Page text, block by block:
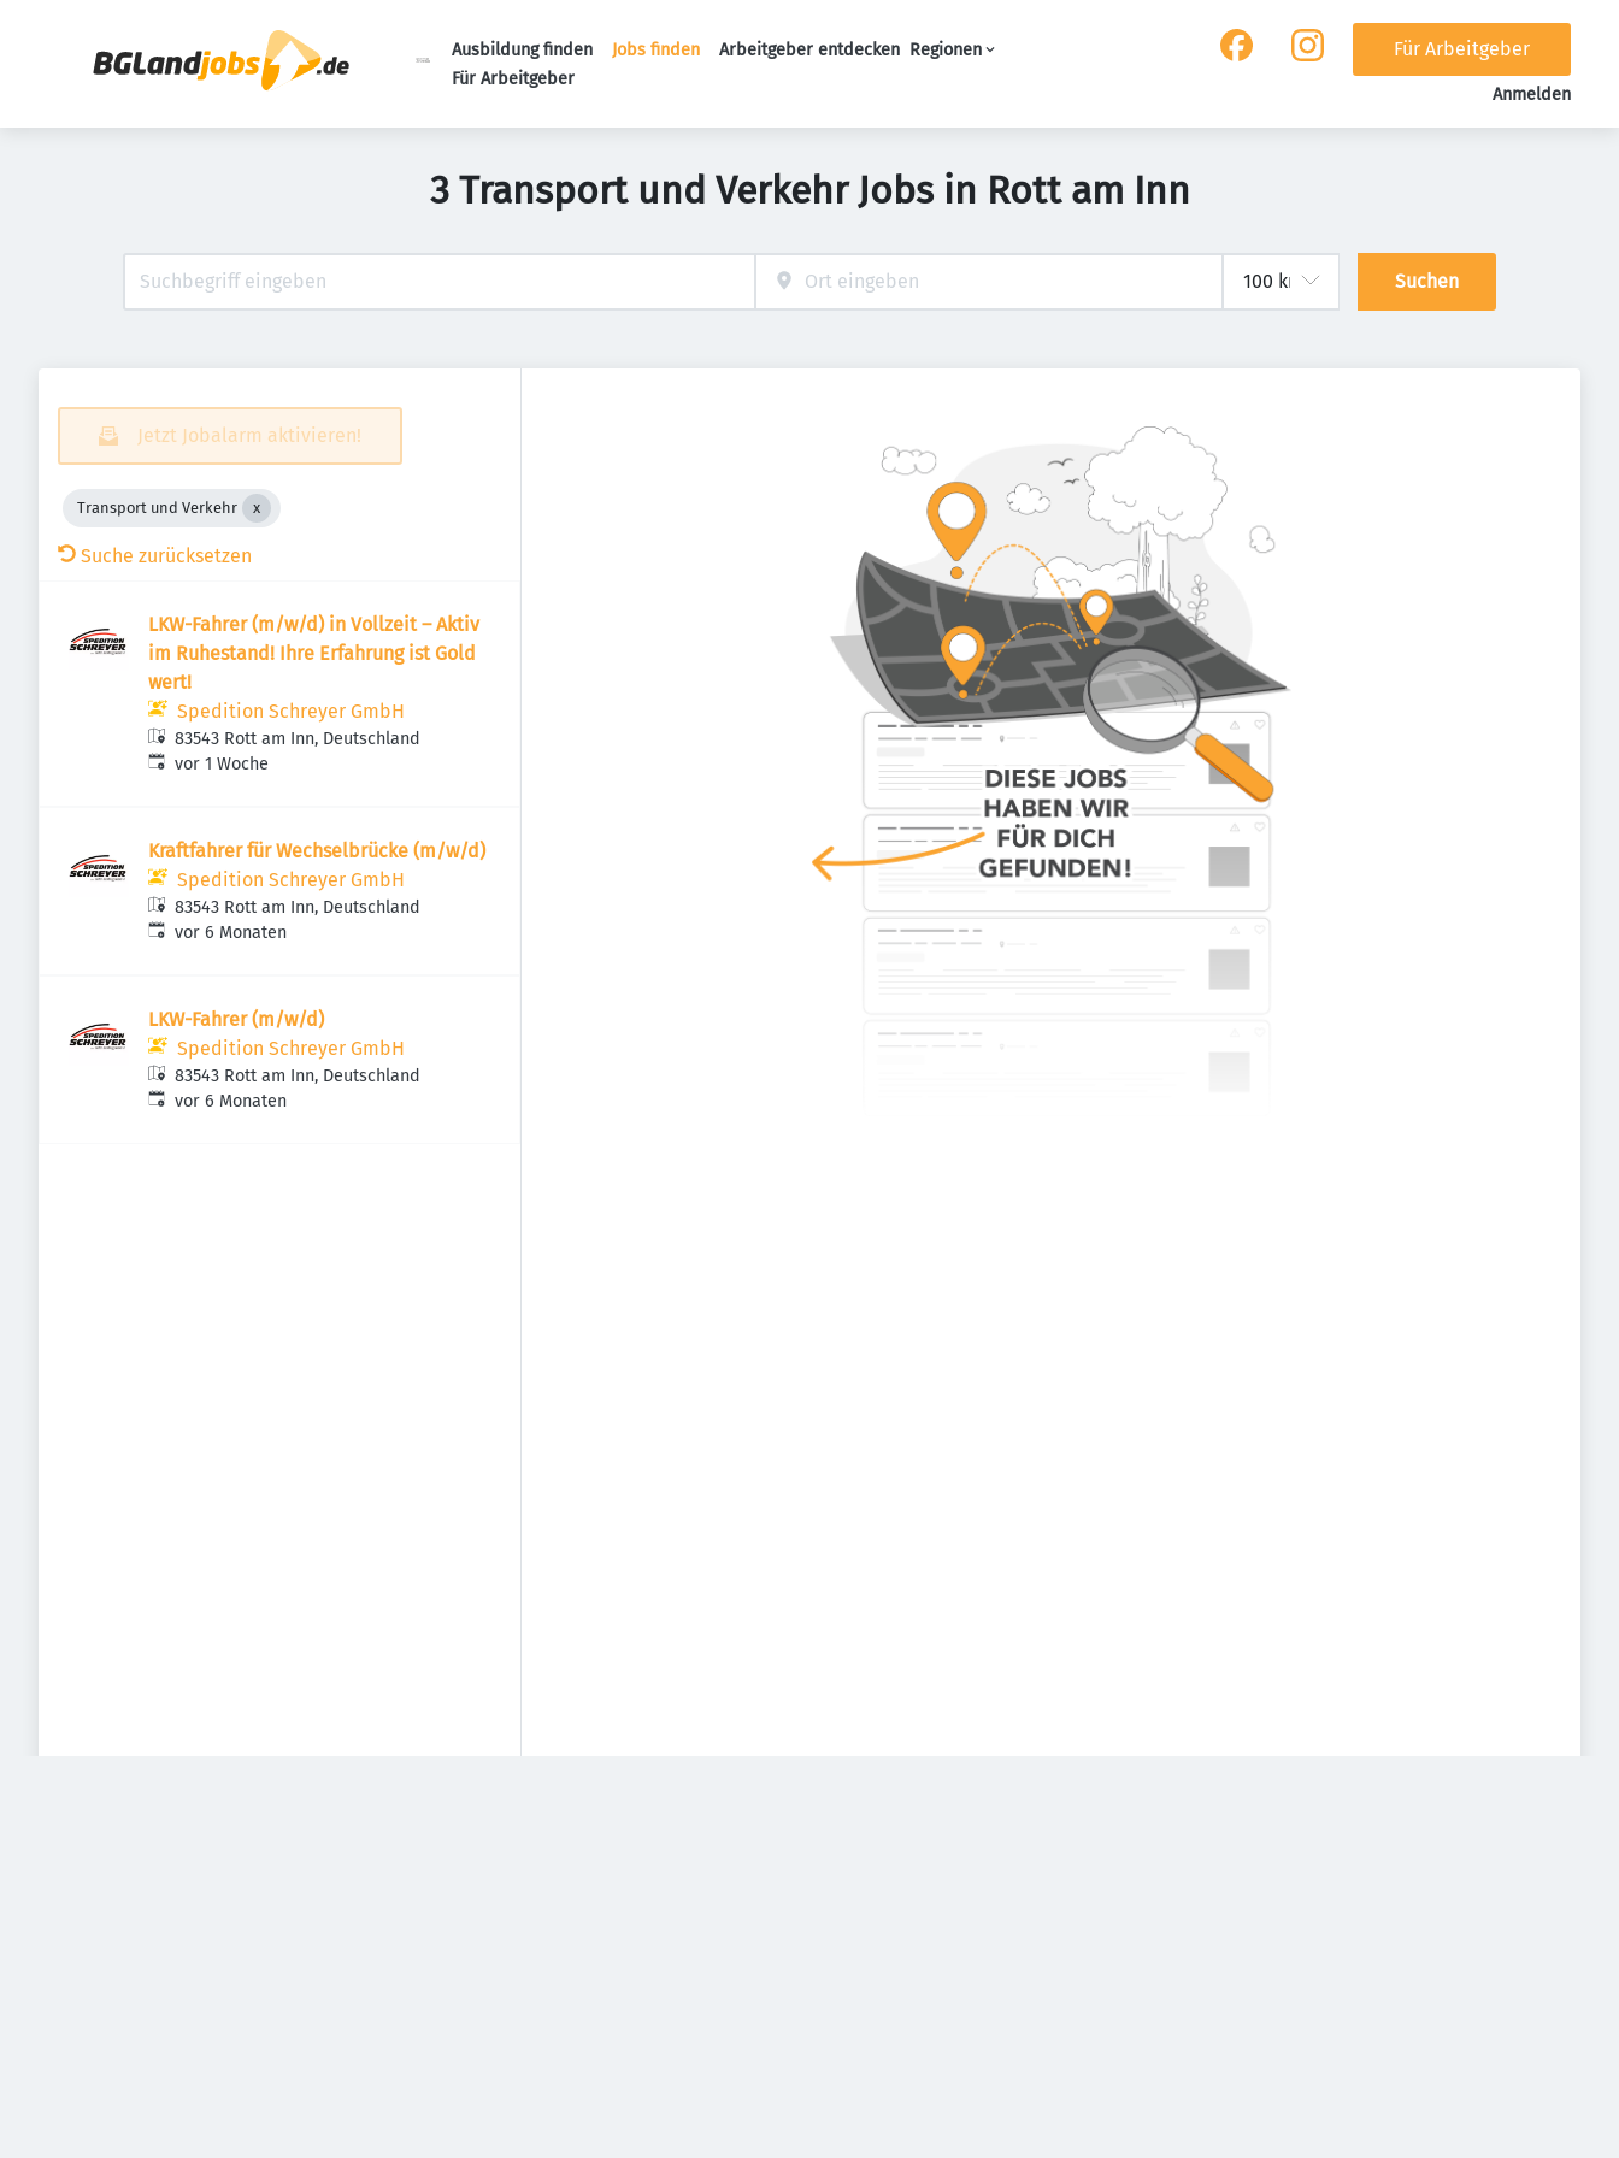
Ausbildung finden Jobs finden Arbeitgeber entdecken Regionen
Für Arbeitgeber
Für Arbeitgeber
Anmelden
3 Transport und Verkehr Jobs in Rott am Inn
Suchen
Jetzt Jobalarm aktivieren!
Transport und Verkehr
Suche zurücksetzen
LKW-Fahrer (m/w/d) in Vollzeit – Aktiv
im Ruhestand! Ihre Erfahrung ist Gold
wert!
Spedition Schreyer GmbH
83543 Rott am Inn, Deutschland
Veröffentlicht:
vor 1 Woche
Kraftfahrer für Wechselbrücke (m/w/d)
Spedition Schreyer GmbH
83543 Rott am Inn, Deutschland
Veröffentlicht:
vor 6 Monaten
LKW-Fahrer (m/w/d)
Spedition Schreyer GmbH
83543 Rott am Inn, Deutschland
Veröffentlicht:
vor 6 Monaten